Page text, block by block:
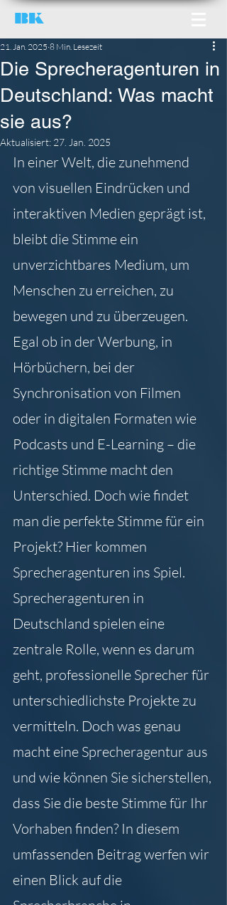
BK
Die Sprecheragenturen in
Deutschland: Was macht
sie aus?
21. Jan. 2025 8 Min. Lesezeit
Aktualisiert: 27. Jan. 2025
In einer Welt, die zunehmend
von visuellen Eindrücken und
interaktiven Medien geprägt ist,
bleibt die Stimme ein
unverzichtbares Medium, um
Menschen zu erreichen, zu
bewegen und zu überzeugen.
Egal ob in der Werbung, in
Hörbüchern, bei der
Synchronisation von Filmen
oder in digitalen Formaten wie
Podcasts und E-Learning – die
richtige Stimme macht den
Unterschied. Doch wie findet
man die perfekte Stimme für ein
Projekt? Hier kommen
Sprecheragenturen ins Spiel.
Sprecheragenturen in
Deutschland spielen eine
zentrale Rolle, wenn es darum
geht, professionelle Sprecher für
unterschiedlichste Projekte zu
vermitteln. Doch was genau
macht eine Sprecheragentur aus
und wie können Sie sicherstellen,
dass Sie die beste Stimme für Ihr
Vorhaben finden? In diesem
umfassenden Beitrag werfen wir
einen Blick auf die